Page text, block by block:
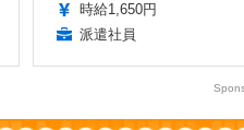
時給1,650円
派遣社員